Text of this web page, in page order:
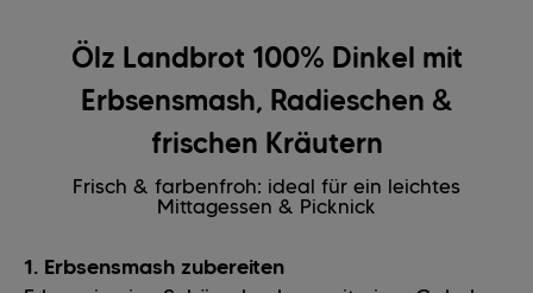
Ölz Landbrot 100% Dinkel mit
Erbsensmash, Radieschen &
frischen Kräutern
Frisch & farbenfroh: ideal für ein leichtes
Mittagessen & Picknick
1. Erbsensmash zubereiten